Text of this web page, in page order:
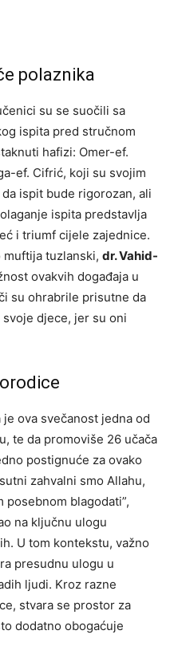
polaznika
su se suočili sa
ispita pred stručnom
hafizi: Omer-ef.
ef. Cifrić, koji su svojim
ispit bude rigorozan, ali
ispita predstavlja
i triumf cijele zajednice.
tuzlanski, dr. Vahid-
ovakvih događaja u
su ohrabrile prisutne da
djece, jer su oni
ova svečanost jedna od
te da promoviše 26 učača
postignuće za ovako
zahvalni smo Allahu,
posebnom blagodati”,
na ključnu ulogu
U tom kontekstu, važno
presudnu ulogu u
ljudi. Kroz razne
stvara se prostor za
dodatno obogaćuje